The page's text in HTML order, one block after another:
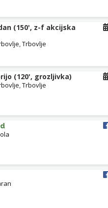
(150', z-f akcijska
,Trbovlje
(120', grozljivka)
,Trbovlje